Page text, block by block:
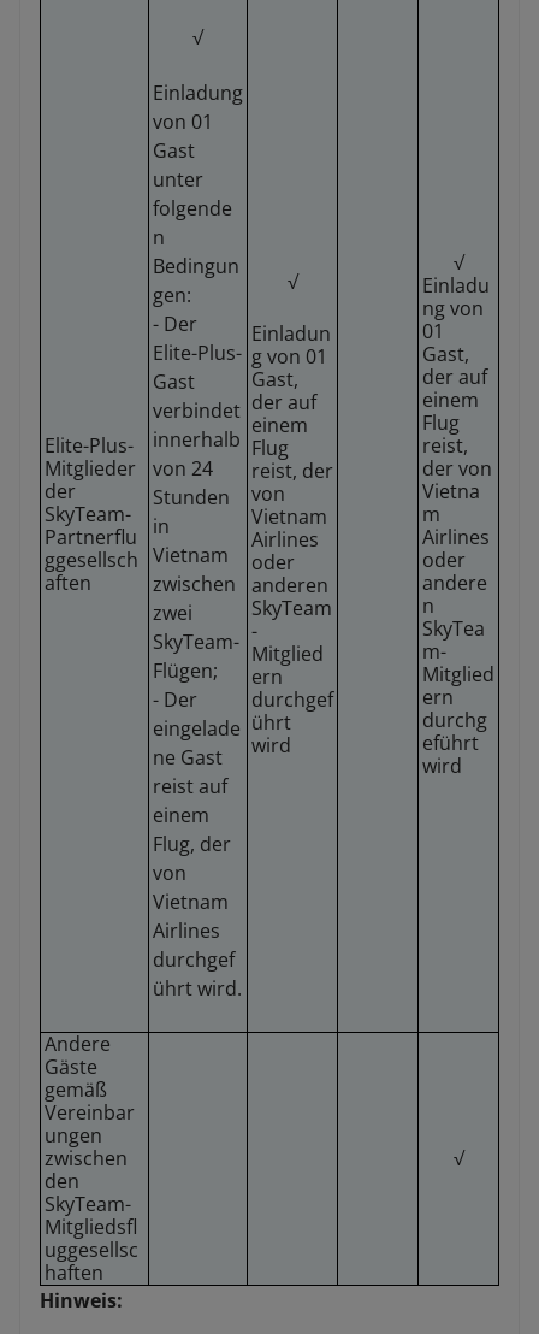
Elite-Plus-
Mitglieder
der
SkyTeam-
Partnerflu
ggesellsch
aften
√
Einladung
von 01
Gast
unter
folgende
n
Bedingun
gen:
- Der
Elite-Plus-
Gast
verbindet
innerhalb
von 24
Stunden
in
Vietnam
zwischen
zwei
SkyTeam-
Flügen;
- Der
eingelade
ne Gast
reist auf
einem
Flug, der
von
Vietnam
Airlines
durchgef
ührt wird.
√
Einladun
g von 01
Gast,
der auf
einem
Flug
reist, der
von
Vietnam
Airlines
oder
anderen
SkyTeam
-
Mitglied
ern
durchgef
ührt
wird
√
Einladu
ng von
01
Gast,
der auf
einem
Flug
reist,
der von
Vietna
m
Airlines
oder
andere
n
SkyTea
m-
Mitglied
ern
durchg
eführt
wird
Andere
Gäste
gemäß
Vereinbar
ungen
zwischen
den
SkyTeam-
Mitgliedsfl
uggesellsc
haften
√
Hinweis: